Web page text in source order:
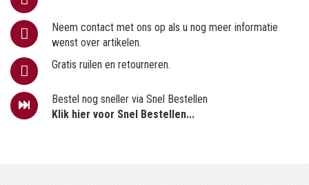
Neem contact met ons op als u nog meer informatie
wenst over artikelen.
Gratis ruilen en retourneren.
Bestel nog sneller via Snel Bestellen
Klik hier voor Snel Bestellen...